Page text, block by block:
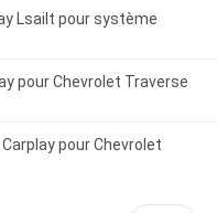
Lsailt pour système
pour Chevrolet Traverse
pour Chevrolet